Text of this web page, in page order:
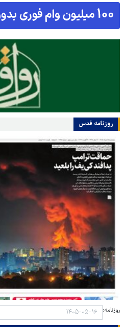
روزنامه قدس
روزنامه: